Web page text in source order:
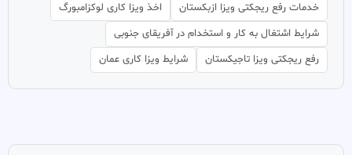
خدمات رفع ریجکتی ویزا ازبکستان
اخذ ویزا کاری لوکزامبورگ
شرایط اشتغال به کار و استخدام در آفریقای جنوبی
رفع ریجکتی ویزا تاجیکستان
شرایط ویزا کاری عمان